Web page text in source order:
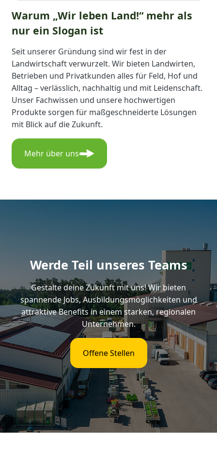
Warum „Wir leben Land!“ mehr als
nur ein Slogan ist
Seit unserer Gründung sind wir fest in der
Landwirtschaft verwurzelt. Wir bieten Landwirten,
Betrieben und Privatkunden alles für Feld, Hof und
Alltag – verlässlich, nachhaltig und mit Leidenschaft.
Unser Fachwissen und unsere hochwertigen
Produkte sorgen für maßgeschneiderte Lösungen
mit Blick auf die Zukunft.
Mehr über uns
Werde Teil unseres Teams
Gestalte deine Zukunft mit uns! Wir bieten
spannende Jobs, Ausbildungsmöglichkeiten und
attraktive Benefits in einem starken, regionalen
Unternehmen.
Offene Stellen